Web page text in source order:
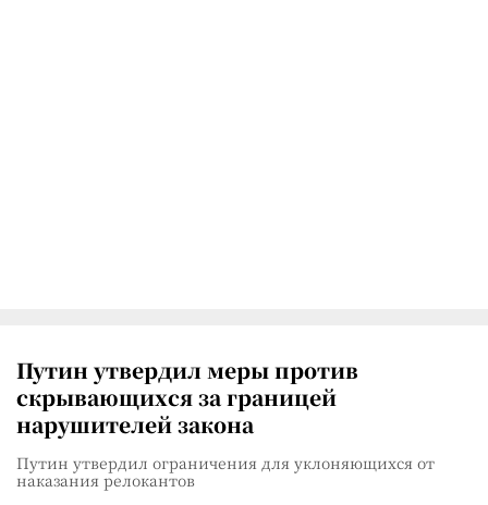
Путин утвердил меры против
скрывающихся за границей
нарушителей закона
Путин утвердил ограничения для уклоняющихся от
наказания релокантов